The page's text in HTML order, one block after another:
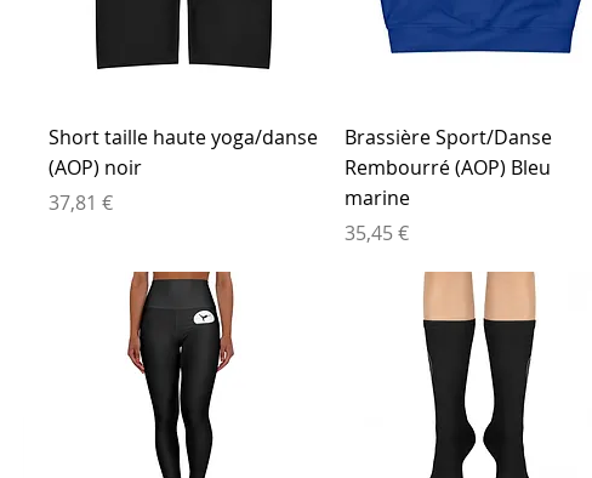
Aperçu rapide
Short taille haute yoga/danse
(AOP) noir
Prix
37,81 €
Aperçu rapide
Brassière Sport/Danse
Rembourré (AOP) Bleu
marine
Prix
35,45 €